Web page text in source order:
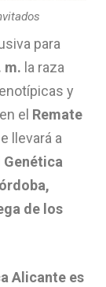
para
m. la raza
y
el Remate
llevará a
Genética
de los
Alicante es